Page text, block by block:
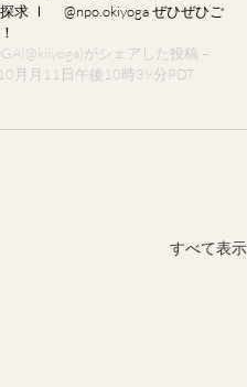
求 Ⅰ　 @npo.okiyoga ぜひぜひご
(@kiiyoga)がシェアした投稿 –
月月11日午後10時39分PDT
すべて表示